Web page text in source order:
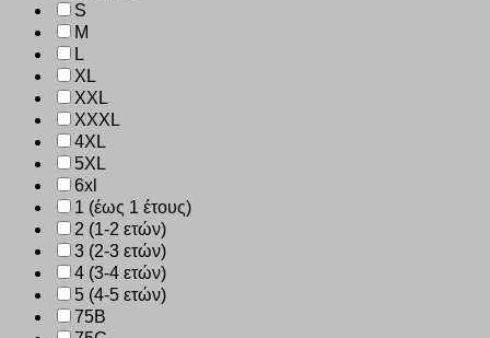
S
M
L
XL
XXL
XXXL
4XL
5XL
6xl
1 (έως 1 έτους)
2 (1-2 ετών)
3 (2-3 ετών)
4 (3-4 ετών)
5 (4-5 ετών)
75B